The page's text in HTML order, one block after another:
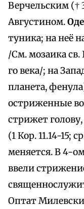
Верчельским
Августином.
туника; на неё
/См. мозаика св.
го века/; на
планета,
остриженные
стрижет
(1 Кор. 11.14-15;
меняется. В 4-
ввели
Оптат